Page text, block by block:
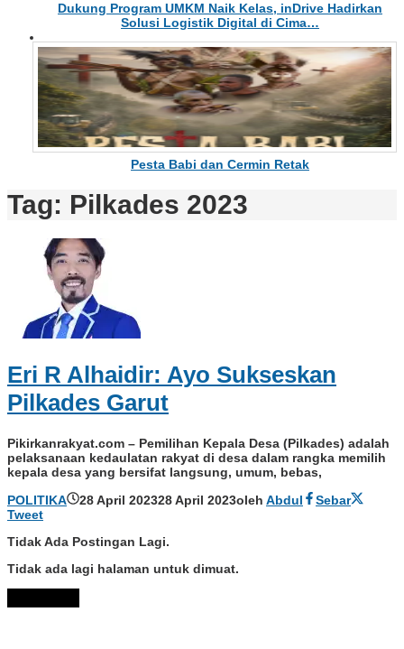
Dukung Program UMKM Naik Kelas, inDrive Hadirkan
Solusi Logistik Digital di Cima…
Pesta Babi dan Cermin Retak
Tag: Pilkades 2023
Eri R Alhaidir: Ayo Sukseskan
Pilkades Garut
Pikirkanrakyat.com – Pemilihan Kepala Desa (Pilkades) adalah
pelaksanaan kedaulatan rakyat di desa dalam rangka memilih
kepala desa yang bersifat langsung, umum, bebas,
POLITIKA
28 April 202328 April 2023oleh Abdul
Sebar
Tweet
Tidak Ada Postingan Lagi.
Tidak ada lagi halaman untuk dimuat.